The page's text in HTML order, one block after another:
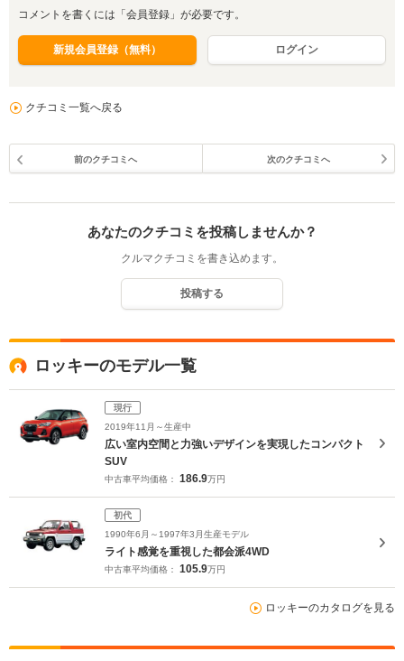
コメントを書くには「会員登録」が必要です。
新規会員登録（無料） ログイン
クチコミ一覧へ戻る
前のクチコミへ 次のクチコミへ
あなたのクチコミを投稿しませんか？
クルマクチコミを書き込めます。
投稿する
ロッキーのモデル一覧
現行
2019年11月～生産中
広い室内空間と力強いデザインを実現したコンパクト
SUV
中古車平均価格： 186.9万円
初代
1990年6月～1997年3月生産モデル
ライト感覚を重視した都会派4WD
中古車平均価格： 105.9万円
ロッキーのカタログを見る